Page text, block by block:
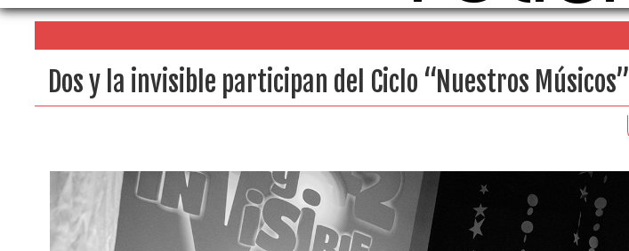
Dos y la invisible participan del Ciclo “Nuestros Músicos”